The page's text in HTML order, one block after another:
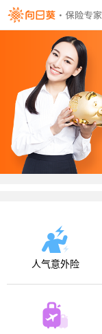
人气意外险